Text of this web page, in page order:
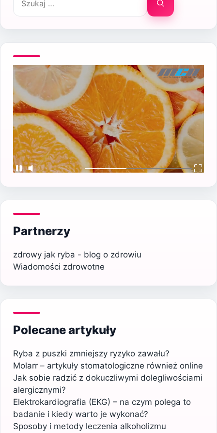
Partnerzy
zdrowy jak ryba - blog o zdrowiu
Wiadomości zdrowotne
Polecane artykuły
Ryba z puszki zmniejszy ryzyko zawału?
Molarr – artykuły stomatologiczne również online
Jak sobie radzić z dokuczliwymi dolegliwościami
alergicznymi?
Elektrokardiografia (EKG) – na czym polega to
badanie i kiedy warto je wykonać?
Sposoby i metody leczenia alkoholizmu